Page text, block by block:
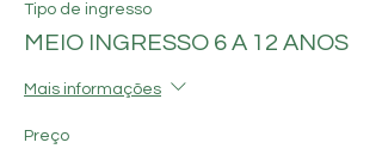
Tipo de ingresso
MEIO INGRESSO 6 A 12 ANOS
Mais informações
Preço